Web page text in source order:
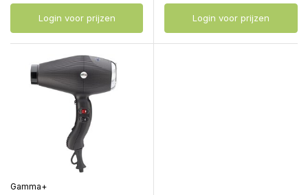
Login voor prijzen Login voor prijzen
Gamma+